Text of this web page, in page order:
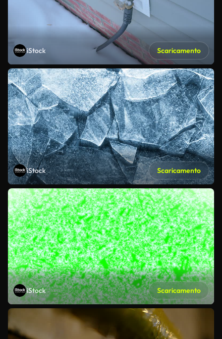
iStock Scaricamento
iStock Scaricamento
iStock Scaricamento